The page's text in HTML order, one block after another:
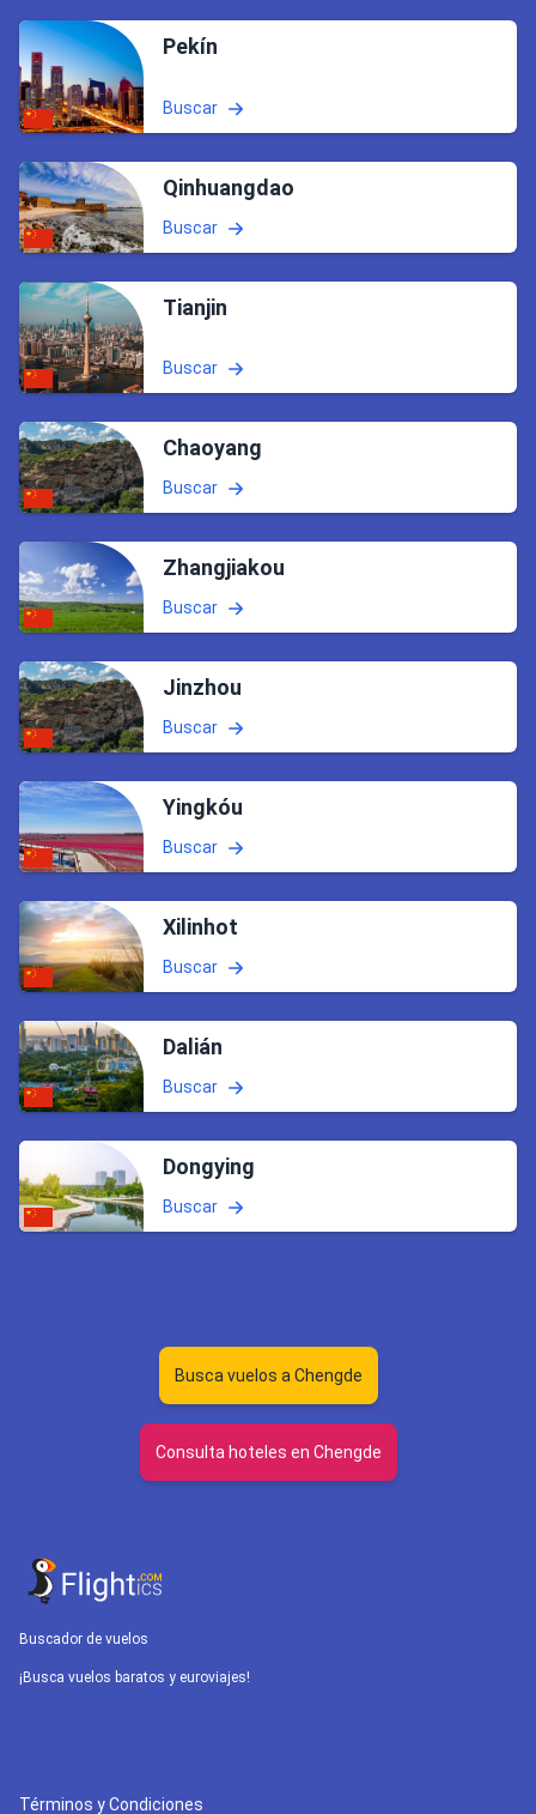
Pekín
Buscar
Qinhuangdao
Buscar
Tianjin
Buscar
Chaoyang
Buscar
Zhangjiakou
Buscar
Jinzhou
Buscar
Yingkóu
Buscar
Xilinhot
Buscar
Dalián
Buscar
Dongying
Buscar
Busca vuelos a Chengde
Consulta hoteles en Chengde
Buscador de vuelos
¡Busca vuelos baratos y euroviajes!
Términos y Condiciones